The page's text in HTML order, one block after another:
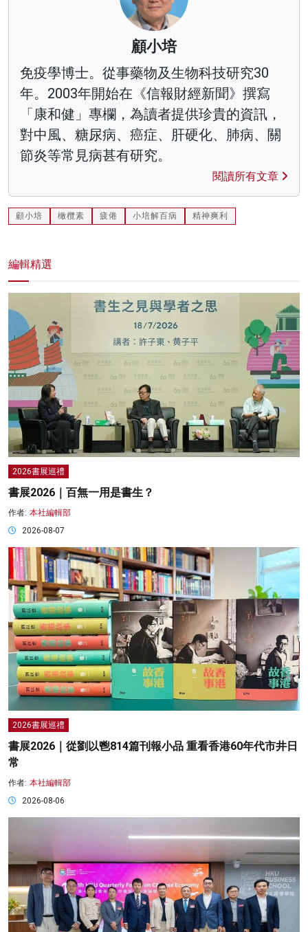
顧小培
免疫學博士。從事藥物及生物科技研究30
年。2003年開始在《信報財經新聞》撰寫
「康和健」專欄，為讀者提供珍貴的資訊，
對中風、糖尿病、癌症、肝硬化、肺病、關
節炎等常見病甚有研究。
閱讀所有文章
顧小培 橄欖素 疲倦 小培解百病 精神爽利
編輯精選
2026書展巡禮
書展2026｜百無一用是書生？
作者: 本社編輯部
2026-08-07
2026書展巡禮
書展2026｜從劉以鬯814篇刊報小品 重看香港60年代市井日
常
作者: 本社編輯部
2026-08-06